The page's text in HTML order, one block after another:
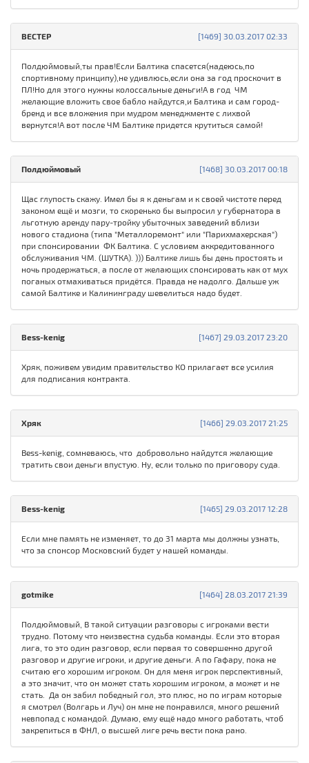
[1469] 30.03.2017 02:33
ВЕСТЕР
Полдюймовый,ты прав!Если Балтика спасется(надеюсь,по
спортивному принципу),не удивлюсь,если она за год проскочит в
ПЛ!Но для этого нужны колоссальные деньги!А в год ЧМ
желающие вложить свое бабло найдутся,и Балтика и сам город-
бренд и все вложения при мудром менеджменте с лихвой
вернутся!А вот после ЧМ Балтике придется крутиться самой!
[1468] 30.03.2017 00:18
Полдюймовый
Щас глупость скажу. Имел бы я к деньгам и к своей чистоте перед
законом ещё и мозги, то скоренько бы выпросил у губернатора в
льготную аренду пару-тройку убыточных заведений вблизи
нового стадиона (типа "Металлоремонт" или "Парихмахерская")
при спонсировании ФК Балтика. С условием аккредитованного
обслуживания ЧМ. (ШУТКА). ))) Балтике лишь бы день простоять и
ночь продержаться, а после от желающих спонсировать как от мух
поганых отмахиваться придётся. Правда не надолго. Дальше уж
самой Балтике и Калининграду шевелиться надо будет.
[1467] 29.03.2017 23:20
Bess-kenig
Хряк, поживем увидим правительство КО прилагает все усилия
для подписания контракта.
[1466] 29.03.2017 21:25
Хряк
Bess-kenig, сомневаюсь, что добровольно найдутся желающие
тратить свои деньги впустую. Ну, если только по приговору суда.
[1465] 29.03.2017 12:28
Bess-kenig
Если мне память не изменяет, то до 31 марта мы должны узнать,
что за спонсор Московский будет у нашей команды.
[1464] 28.03.2017 21:39
gotmike
Полдюймовый, В такой ситуации разговоры с игроками вести
трудно. Потому что неизвестна судьба команды. Если это вторая
лига, то это один разговор, если первая то совершенно другой
разговор и другие игроки, и другие деньги. А по Гафару, пока не
считаю его хорошим игроком. Он для меня игрок перспективный,
а это значит, что он может стать хорошим игроком, а может и не
стать. Да он забил победный гол, это плюс, но по играм которые
я смотрел (Волгарь и Луч) он мне не понравился, много решений
невпопад с командой. Думаю, ему ещё надо много работать, чтоб
закрепиться в ФНЛ, о высшей лиге речь вести пока рано.